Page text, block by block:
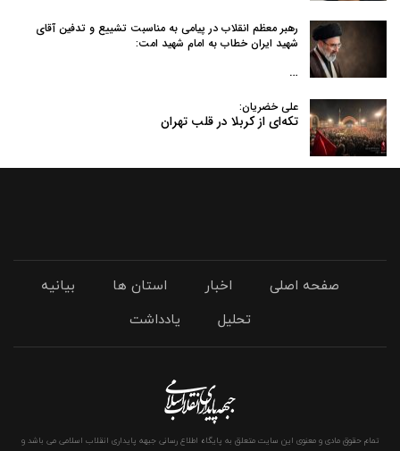
رهبر معظم انقلاب در پیامی به‌ مناسبت تشییع و تدفین آقای
شهید ایران خطاب به امام شهید امت:
…
علی خضریان:
تکه‌ای از کربلا در قلب تهران
صفحه اصلی اخبار استان ها
بیانیه
تحلیل
یادداشت
تمام حقوق مادی و معنوی این سایت متعلق به پایگاه اطلاع رسانی جبهه پایداری انقلاب اسلامی می باشد و